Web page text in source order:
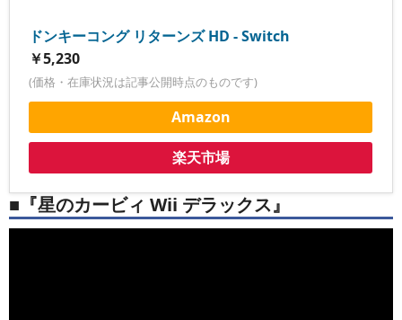
ドンキーコング リターンズ HD - Switch
￥5,230
(価格・在庫状況は記事公開時点のものです)
Amazon
楽天市場
■『星のカービィ Wii デラックス』